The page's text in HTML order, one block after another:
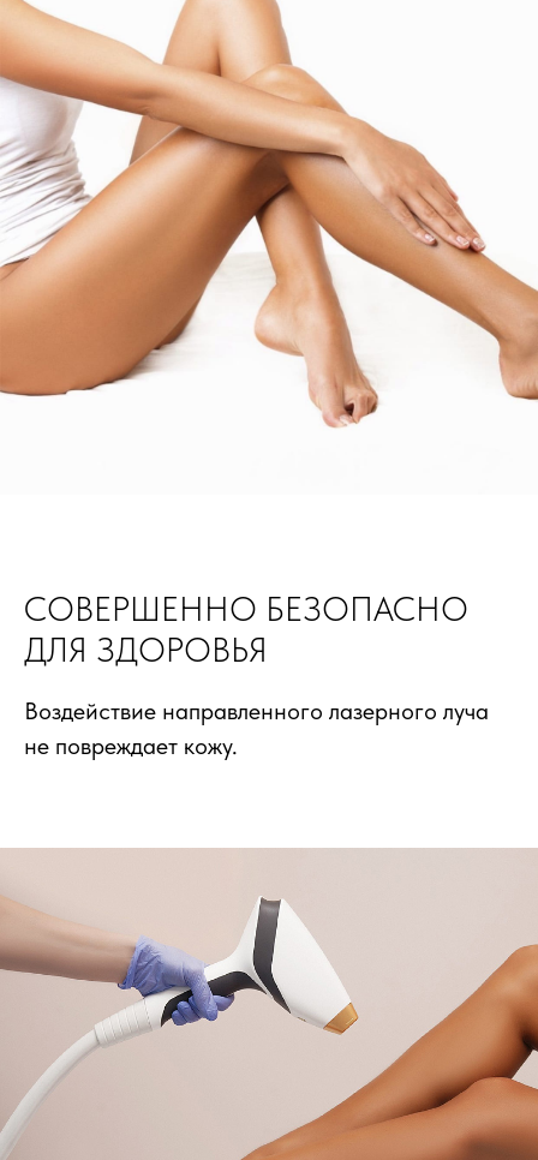
СОВЕРШЕННО БЕЗОПАСНО
ДЛЯ ЗДОРОВЬЯ
Воздействие направленного лазерного луча
не повреждает кожу.